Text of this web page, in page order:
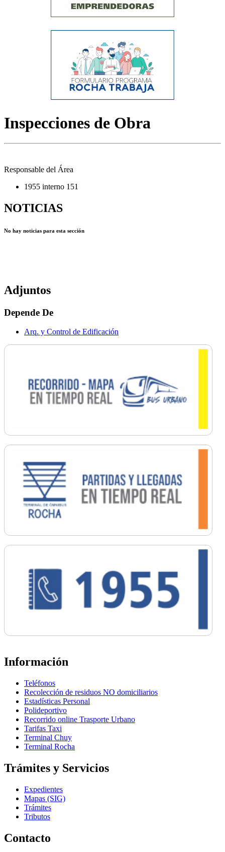
Inspecciones de Obra
Responsable del Área
1955 interno 151
NOTICIAS
No hay noticias para esta sección
Adjuntos
Depende De
Arq. y Control de Edificación
Información
Teléfonos
Recolección de residuos NO domiciliarios
Estadísticas Personal
Polideportivo
Recorrido online Trasporte Urbano
Tarifas Taxi
Terminal Chuy
Terminal Rocha
Trámites y Servicios
Expedientes
Mapas (SIG)
Trámites
Tributos
Contacto